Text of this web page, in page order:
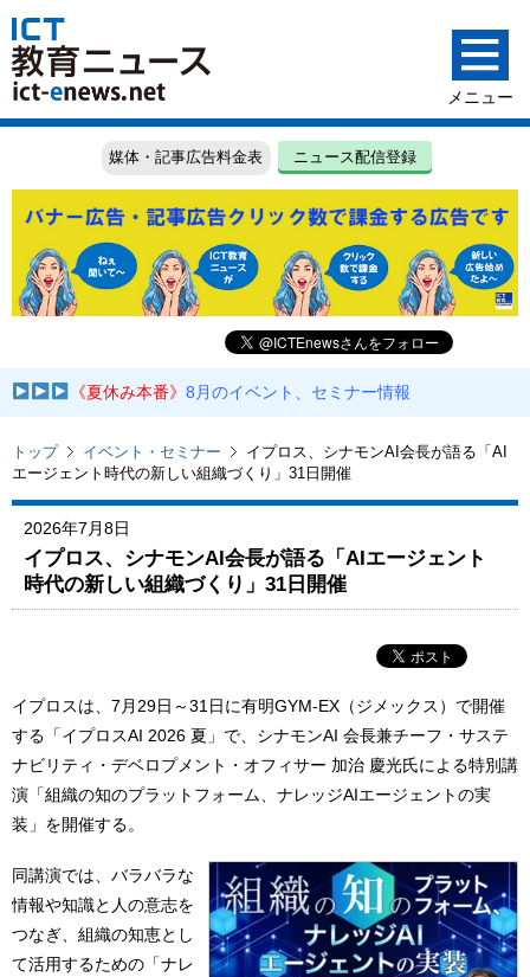
媒体・記事広告料金表 ニュース配信登録
《夏休み本番》8月のイベント、セミナー情報
トップ イベント・セミナー
イプロス、シナモンAI会長が語る「AI
エージェント時代の新しい組織づくり」31日開催
2026年7月8日
イプロス、シナモンAI会長が語る「AIエージェント
時代の新しい組織づくり」31日開催
イプロスは、7月29日～31日に有明GYM-EX（ジメックス）で開催
する「イプロスAI 2026 夏」で、シナモンAI 会長兼チーフ・サステ
ナビリティ・デベロプメント・オフィサー 加治 慶光氏による特別講
演「組織の知のプラットフォーム、ナレッジAIエージェントの実
装」を開催する。
同講演では、バラバラな
情報や知識と人の意志を
つなぎ、組織の知恵とし
て活用するための「ナレ